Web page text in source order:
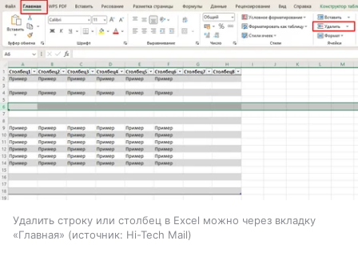
Удалить строку или столбец в Excel можно через вкладку
«Главная»
источник: Hi-Tech Mail